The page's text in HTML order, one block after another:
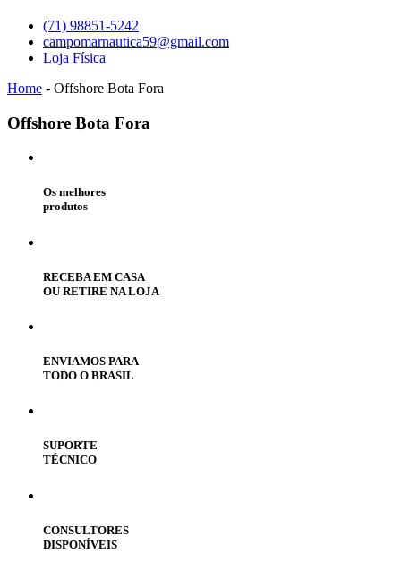
(71) 98851-5242
campomarnautica59@gmail.com
Loja Física
Home - Offshore Bota Fora
Offshore Bota Fora
Os melhores
produtos
RECEBA EM CASA
OU RETIRE NA LOJA
ENVIAMOS PARA
TODO O BRASIL
SUPORTE
TÉCNICO
CONSULTORES
DISPONÍVEIS